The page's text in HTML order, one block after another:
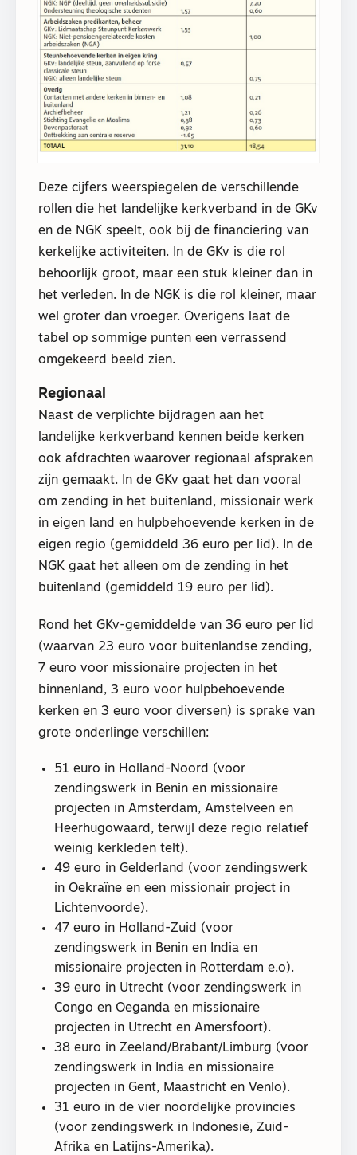
Deze cijfers weerspiegelen de verschillende
rollen die het landelijke kerkverband in de GKv
en de NGK speelt, ook bij de financiering van
kerkelijke activiteiten. In de GKv is die rol
behoorlijk groot, maar een stuk kleiner dan in
het verleden. In de NGK is die rol kleiner, maar
wel groter dan vroeger. Overigens laat de
tabel op sommige punten een verrassend
omgekeerd beeld zien.
Regionaal
Naast de verplichte bijdragen aan het
landelijke kerkverband kennen beide kerken
ook afdrachten waarover regionaal afspraken
zijn gemaakt. In de GKv gaat het dan vooral
om zending in het buitenland, missionair werk
in eigen land en hulpbehoevende kerken in de
eigen regio (gemiddeld 36 euro per lid). In de
NGK gaat het alleen om de zending in het
buitenland (gemiddeld 19 euro per lid).
Rond het GKv-gemiddelde van 36 euro per lid
(waarvan 23 euro voor buitenlandse zending,
7 euro voor missionaire projecten in het
binnenland, 3 euro voor hulpbehoevende
kerken en 3 euro voor diversen) is sprake van
grote onderlinge verschillen:
51 euro in Holland-Noord (voor
zendingswerk in Benin en missionaire
projecten in Amsterdam, Amstelveen en
Heerhugowaard, terwijl deze regio relatief
weinig kerkleden telt).
49 euro in Gelderland (voor zendingswerk
in Oekraïne en een missionair project in
Lichtenvoorde).
47 euro in Holland-Zuid (voor
zendingswerk in Benin en India en
missionaire projecten in Rotterdam e.o).
39 euro in Utrecht (voor zendingswerk in
Congo en Oeganda en missionaire
projecten in Utrecht en Amersfoort).
38 euro in Zeeland/Brabant/Limburg (voor
zendingswerk in India en missionaire
projecten in Gent, Maastricht en Venlo).
31 euro in de vier noordelijke provincies
(voor zendingswerk in Indonesië, Zuid-
Afrika en Latijns-Amerika).